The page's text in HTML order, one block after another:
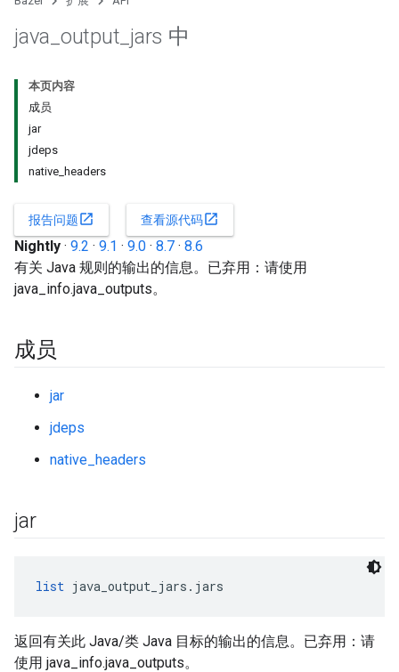
java output jars 中
本页内容
成员
jar
jdeps
native_headers
报告问题open_in_new 查看源代码open_in_new
Nightly · 9.2 · 9.1 · 9.0 · 8.7 · 8.6
有关 Java 规则的输出的信息。已弃用：请使用
java_info.java_outputs。
成员
jar
jdeps
native_headers
jar
list java_output_jars.jars
返回有关此 Java/类 Java 目标的输出的信息。已弃用：请
使用 java_info.java_outputs。